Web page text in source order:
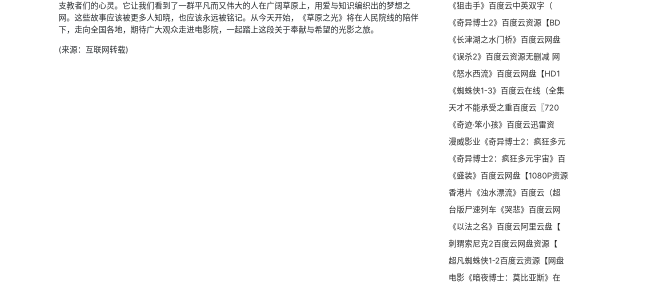
支教者们的心灵。它让我们看到了一群平凡而又伟大的人在广阔草原上，用爱与知识编织出的梦想之
网。这些故事应该被更多人知晓，也应该永远被铭记。从今天开始，《草原之光》将在人民院线的陪伴
下，走向全国各地，期待广大观众走进电影院，一起踏上这段关于奉献与希望的光影之旅。
(来源：互联网转载)
《狙击手》百度云中英双字（
《奇异博士2》百度云资源【BD
《长津湖之水门桥》百度云网盘
《误杀2》百度云资源无删减 网
《怒水西流》百度云网盘【HD1
《蜘蛛侠1-3》百度云在线（全集
天才不能承受之重百度云〖720
《奇迹·笨小孩》百度云迅雷资
漫威影业《奇异博士2：疯狂多元
《奇异博士2：疯狂多元宇宙》百
《盛装》百度云网盘【1080P资源
香港片《浊水漂流》百度云（超
台版尸速列车《哭悲》百度云网
《以法之名》百度云阿里云盘【
刺猬索尼克2百度云网盘资源【
超凡蜘蛛侠1-2百度云资源【网盘
电影《暗夜博士：莫比亚斯》在